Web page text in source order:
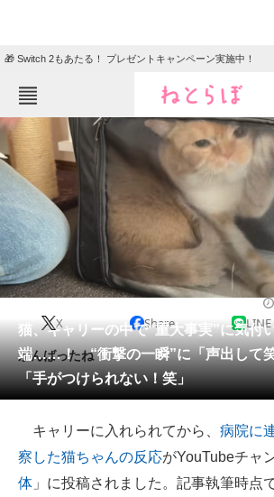
🎁 Switch 2もあたる！ プレゼントキャンペーン実施中！
ねとらぼメニュー
TOP ニュース
エンタメ
グルメ 地域
住まい 教育・育児
動物 リサーチ
会員記事
メディア
注目記事を集めた総合ページ
ITの今と未来を見通す
スマホと通信の最新トレンド
猫、キャリーの中で“重大事実”に気付
端……！ “衝撃の一瞬”に「声出して
「手がつけられない！笑」
X Share LINE
がんばったね！
キャリーに入れられてから、 病院に
察した猫ちゃんの反応がYouTubeチャ
体 」に投稿されました。記事執筆時点